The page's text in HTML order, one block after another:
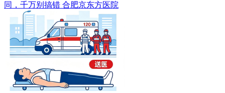
同，千万别搞错 合肥京东方医院